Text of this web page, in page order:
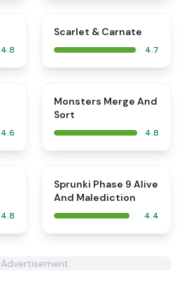
4.8
Scarlet & Carnate
4.7
4.6
⭐
Monsters Merge And
Sort
4.8
4.8
Sprunki Phase 9 Alive
And Malediction
4.4
Advertisement